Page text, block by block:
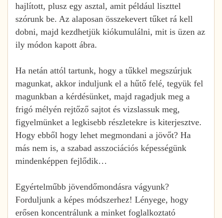
hajlított, plusz egy asztal, amit például liszttel
szórunk be. Az alaposan összekevert tűket rá kell
dobni, majd kezdhetjük kiókumulálni, mit is üzen az
ily módon kapott ábra.
Ha netán attól tartunk, hogy a tűkkel megszúrjuk
magunkat, akkor induljunk el a hűtő felé, tegyük fel
magunkban a kérdésünket, majd ragadjuk meg a
frigó mélyén rejtőző sajtot és vizslassuk meg,
figyelmünket a legkisebb részletekre is kiterjesztve.
Hogy ebből hogy lehet megmondani a jövőt? Ha
más nem is, a szabad asszociációs képességünk
mindenképpen fejlődik…
Egyértelműbb jövendőmondásra vágyunk?
Forduljunk a képes módszerhez! Lényege, hogy
erősen koncentrálunk a minket foglalkoztató